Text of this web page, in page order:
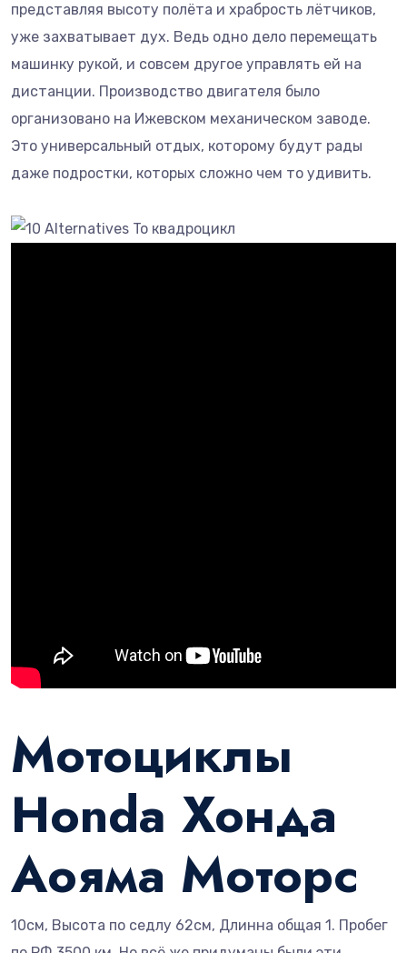
представляя высоту полёта и храбрость лётчиков,
уже захватывает дух. Ведь одно дело перемещать
машинку рукой, и совсем другое управлять ей на
дистанции. Производство двигателя было
организовано на Ижевском механическом заводе.
Это универсальный отдых, которому будут рады
даже подростки, которых сложно чем то удивить.
Мотоциклы
Honda Хонда
Аояма Моторс
10см, Высота по седлу 62см, Длинна общая 1. Пробег